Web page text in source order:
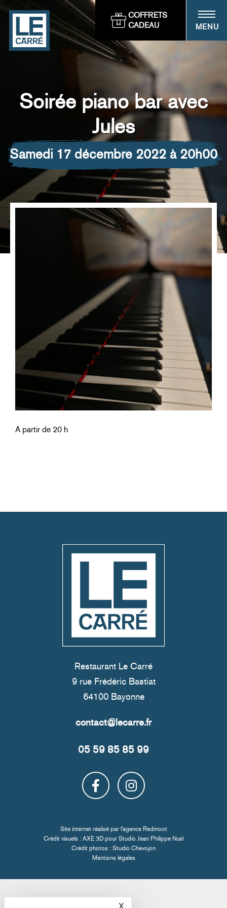
Panneau de gestion des cookies
X
COFFRETS
CADEAU
MENU
Soirée piano bar avec
Jules
samedi 17 décembre 2022 à 20h00
A partir de 20 h
Restaurant Le Carré
9 rue Frédéric Bastiat
64100 Bayonne
05 59 85 85 99
Site internet réalisé par l'agence Redmoot
Crédit visuels : AXE 3D pour Studio Jean Philippe Nuel
Crédit photos : Studio Chevojon
Mentions légales